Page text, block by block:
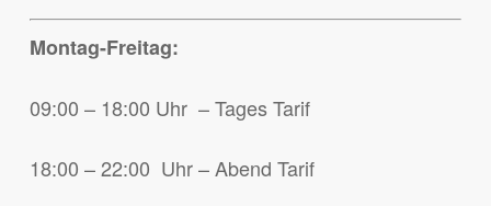
Montag-Freitag:
09:00 – 18:00 Uhr – Tages Tarif
18:00 – 22:00 Uhr – Abend Tarif